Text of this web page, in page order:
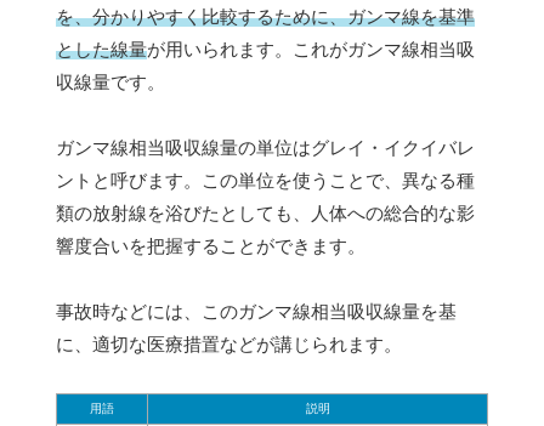
を、分かりやすく比較するために、ガンマ線を基準
とした線量が用いられます。これがガンマ線相当吸
収線量です。
ガンマ線相当吸収線量の単位はグレイ・イクイバレ
ントと呼びます。この単位を使うことで、異なる種
類の放射線を浴びたとしても、人体への総合的な影
響度合いを把握することができます。
事故時などには、このガンマ線相当吸収線量を基
に、適切な医療措置などが講じられます。
用語 説明